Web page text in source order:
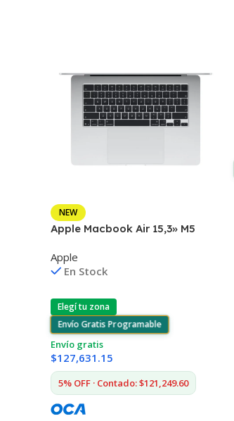
NEW
Apple Macbook Air 15,3» M5
Apple
En Stock
Elegí tu zona
Envío Gratis Programable
Envío gratis
$127,631.15
5% OFF · Contado: $121,249.60